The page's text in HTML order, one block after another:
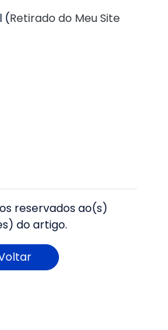
(Retirado do Meu Site
reservados ao(s)
do artigo.